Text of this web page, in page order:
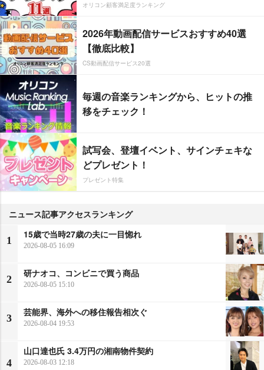
オリコン顧客満足度ランキング
2026年動画配信サービスおすすめ40選
【徹底比較】
CS動画配信サービス20選
毎週の音楽ランキングから、ヒットの推
移をチェック！
試写会、登壇イベント、サインチェキな
どプレゼント！
プレゼント特集
ニュース記事アクセスランキング
1
15歳で当時27歳の夫に一目惚れ
2026-08-05 16:09
2
研ナオコ、コンビニで買う商品
2026-08-05 15:10
3
芸能界、海外への移住報告相次ぐ
2026-08-04 19:53
4
山口達也氏 3.4万円の湘南物件契約
2026-08-03 12:18